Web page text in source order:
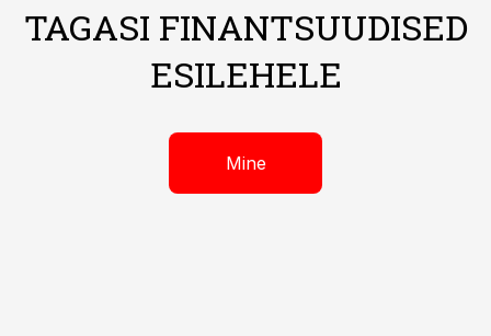
TAGASI FINANTSUUDISED
ESILEHELE
Mine